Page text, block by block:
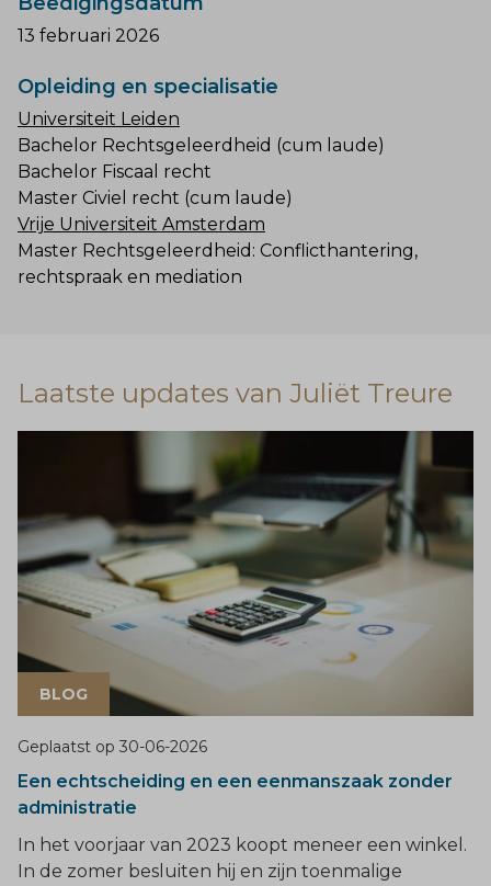
13 februari 2026
Opleiding en specialisatie
Universiteit Leiden
Bachelor Rechtsgeleerdheid (cum laude)
Bachelor Fiscaal recht
Master Civiel recht (cum laude)
Vrije Universiteit Amsterdam
Master Rechtsgeleerdheid: Conflicthantering,
rechtspraak en mediation
Laatste updates van Juliët Treure
BLOG
Geplaatst op 30-06-2026
Een echtscheiding en een eenmanszaak zonder
administratie
In het voorjaar van 2023 koopt meneer een winkel.
In de zomer besluiten hij en zijn toenmalige